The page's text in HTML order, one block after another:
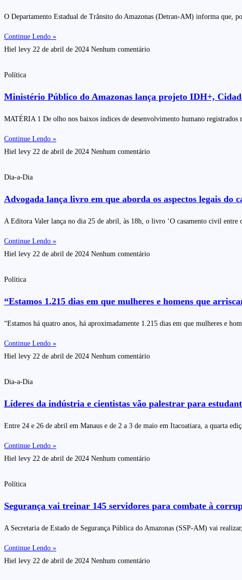
O Departamento Estadual de Trânsito do Amazonas (Detran-AM) informa que,
Continue Lendo »
Hiel levy 22 de abril de 2024 Nenhum comentário
Política
Ministério Público do Amazonas lança projeto IDH+,
MATÉRIA 1 De olho nos baixos índices de desenvolvimento humano
Continue Lendo »
Hiel levy 22 de abril de 2024 Nenhum comentário
Dia-a-Dia
Advogada lança livro em que aborda os aspectos legais do
A Editora Valer lança no dia 25 de abril, às 18h, o livro ‘O casamento civil entre
Continue Lendo »
Hiel levy 22 de abril de 2024 Nenhum comentário
Política
“Estamos 1.215 dias em que mulheres e homens que
“Estamos há quatro anos, há aproximadamente 1.215 dias em que mulheres e
Continue Lendo »
Hiel levy 22 de abril de 2024 Nenhum comentário
Dia-a-Dia
Líderes da indústria e cientistas vão palestrar para
Entre 24 e 26 de abril em Manaus e de 2 a 3 de maio em Itacoatiara, a quarta
Continue Lendo »
Hiel levy 22 de abril de 2024 Nenhum comentário
Política
Segurança vai treinar 145 servidores para combate à
A Secretaria de Estado de Segurança Pública do Amazonas (SSP-AM) vai
Continue Lendo »
Hiel levy 22 de abril de 2024 Nenhum comentário